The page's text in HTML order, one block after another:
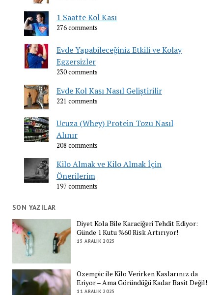
1 Saatte Kol Kası
276 comments
Evde Yapabileceğiniz Etkili ve Kolay
Egzersizler
230 comments
Evde Kol Kası Nasıl Geliştirilir
221 comments
Ucuza (Whey) Protein Tozu Nasıl
Alınır
208 comments
Kilo Almak ve Kilo Almak İçin
Önerilerim
197 comments
SON YAZILAR
Diyet Kola Bile Karaciğeri Tehdit Ediyor:
Günde 1 Kutu %60 Risk Artırıyor!
15 ARALIK 2025
Ozempic ile Kilo Verirken Kaslarınız da
Eriyor – Ama Göründüğü Kadar Basit Değil!
11 ARALIK 2025